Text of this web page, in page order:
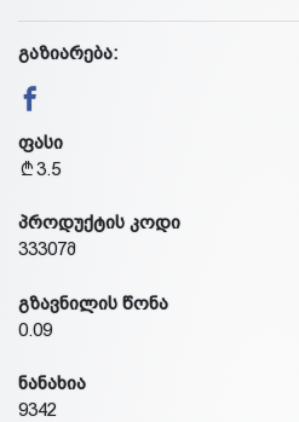
გაზიარება:
ფასი
3.5
პროდუქტის კოდი
33307მ
გზავნილის წონა
0.09
ნანახია
9342